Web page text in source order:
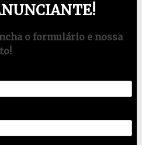
o formulário e nossa